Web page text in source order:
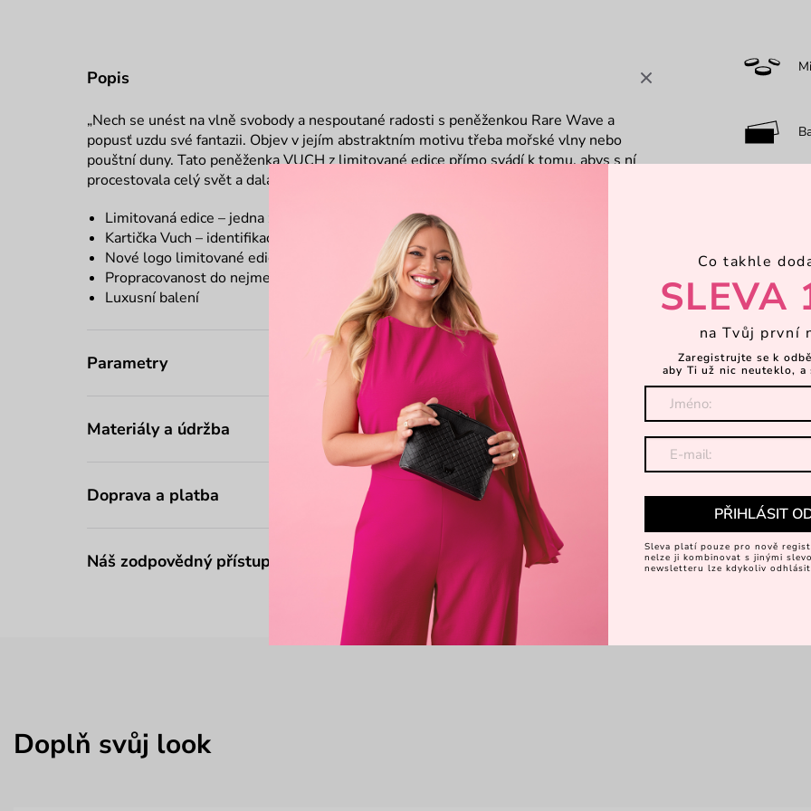
Popis
„Nech se unést na vlně svobody a nespoutané radosti s peněženkou Rare Wave a
popusť uzdu své fantazii. Objev v jejím abstraktním motivu třeba mořské vlny nebo
pouštní duny. Tato peněženka VUCH z limitované edice přímo svádí k tomu, abys s ní
procestovala celý svět a dala abstraktním motivům reálnou podobu. Co ty na to?“
Limitovaná edice – jedna z pouhých 259 kusů
Kartička Vuch – identifikace při ztrátě peněženky
Nové logo limitované edice
Propracovanost do nejmenšího detailu
Luxusní balení
Parametry
Materiály a údržba
Doprava a platba
Náš zodpovědný přístup
Objevte
Doplň svůj look
Co takhle
SLEVA
na Tvůj první
Zaregistrujte se k
aby Ti už nic neuteklo, a
PŘIHLÁSIT
Sleva platí pouze pro nově
nelze ji kombinovat s jinými
newsletteru lze kdykoliv